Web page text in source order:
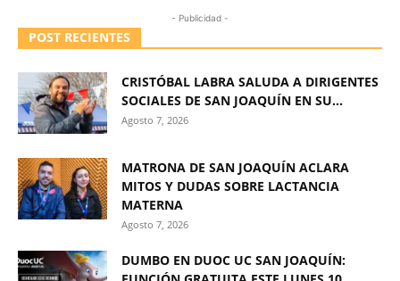
- Publicidad -
POST RECIENTES
CRISTÓBAL LABRA SALUDA A DIRIGENTES
SOCIALES DE SAN JOAQUÍN EN SU...
Agosto 7, 2026
MATRONA DE SAN JOAQUÍN ACLARA
MITOS Y DUDAS SOBRE LACTANCIA
MATERNA
Agosto 7, 2026
DUMBO EN DUOC UC SAN JOAQUÍN: